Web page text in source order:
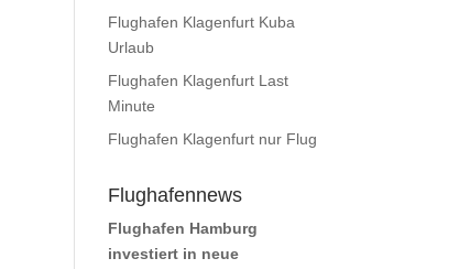
Flughafen Klagenfurt Kuba
Urlaub
Flughafen Klagenfurt Last
Minute
Flughafen Klagenfurt nur Flug
Flughafennews
Flughafen Hamburg
investiert in neue